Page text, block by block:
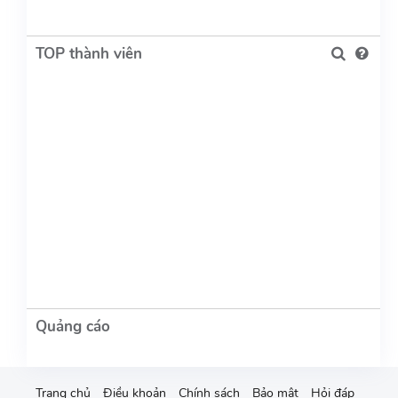
TOP thành viên
Trang chủ Điều khoản Chính sách Bảo mật Hỏi đáp